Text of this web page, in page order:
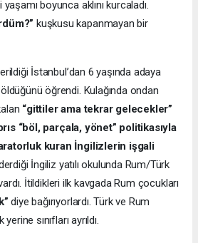
boyunca aklını kurcaladı.
kuşkusu kapanmayan bir
İstanbul’dan 6 yaşında adaya
öğrendi. Kulağında ondan
“gittiler ama tekrar gelecekler”
“böl, parçala, yönet” politikasıyla
kuran İngilizlerin işgali
İngiliz yatılı okulunda Rum/Türk
İtildikleri ilk kavgada Rum çocukları
diye bağırıyorlardı. Türk ve Rum
sınıfları ayrıldı.